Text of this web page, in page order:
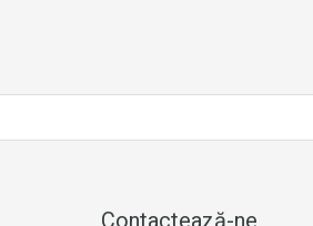
Contactează-ne